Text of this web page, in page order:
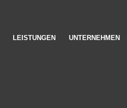
LEISTUNGEN UNTERNEHMEN